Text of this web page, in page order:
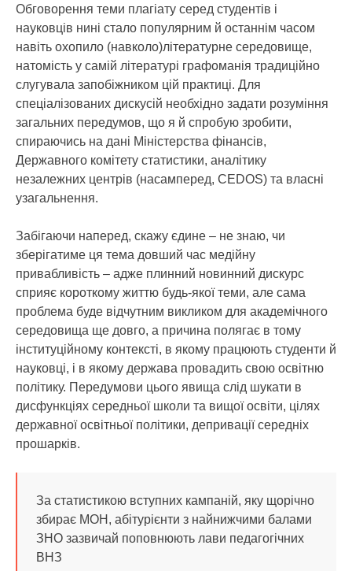
Обговорення теми плагіату серед студентів і
науковців нині стало популярним й останнім часом
навіть охопило (навколо)літературне середовище,
натомість у самій літературі графоманія традиційно
слугувала запобіжником цій практиці. Для
спеціалізованих дискусій необхідно задати розуміння
загальних передумов, що я й спробую зробити,
спираючись на дані Міністерства фінансів,
Державного комітету статистики, аналітику
незалежних центрів (насамперед, CEDOS) та власні
узагальнення.
Забігаючи наперед, скажу єдине – не знаю, чи
зберігатиме ця тема довший час медійну
привабливість – адже плинний новинний дискурс
сприяє короткому життю будь-якої теми, але сама
проблема буде відчутним викликом для академічного
середовища ще довго, а причина полягає в тому
інституційному контексті, в якому працюють студенти й
науковці, і в якому держава провадить свою освітню
політику. Передумови цього явища слід шукати в
дисфункціях середньої школи та вищої освіти, цілях
державної освітньої політики, депривації середніх
прошарків.
За статистикою вступних кампаній, яку щорічно
збирає МОН, абітурієнти з найнижчими балами
ЗНО зазвичай поповнюють лави педагогічних
ВНЗ